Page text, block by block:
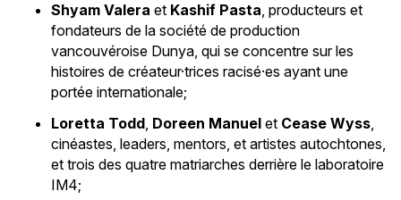
Shyam Valera et Kashif Pasta, producteurs et
fondateurs de la société de production
vancouvéroise Dunya, qui se concentre sur les
histoires de créateur·trices racisé·es ayant une
portée internationale;
Loretta Todd, Doreen Manuel et Cease Wyss,
cinéastes, leaders, mentors, et artistes autochtones,
et trois des quatre matriarches derrière le laboratoire
IM4;